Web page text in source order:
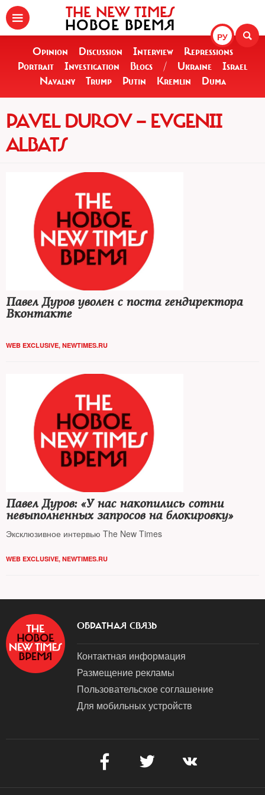
РУ
THE NEW TIMES
НОВОЕ ВРЕМЯ
Opinion Discussion Interview
Repressions
Portrait
Investigation Blogs / Ukraine
Israel
Navalny
Trump Putin Kremlin Duma
PAVEL DUROV — EVGENII
ALBATS
Павел Дуров уволен с поста гендиректора
Вконтакте
WEB EXCLUSIVE, NEWTIMES.RU
Павел Дуров: «У нас накопились сотни
невыполненных запросов на блокировку»
Эксклюзивное интервью The New Times
WEB EXCLUSIVE, NEWTIMES.RU
ОБРАТНАЯ СВЯЗЬ
Контактная информация
Размещение рекламы
Пользовательское соглашение
Для мобильных устройств